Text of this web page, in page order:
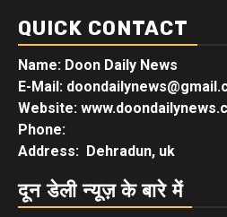
QUICK CONTACT
Name: Doon Daily News
E-Mail:
Website:
Phone:
Address: Dehradun, uk
दून डेली न्यूज़ के बारे में